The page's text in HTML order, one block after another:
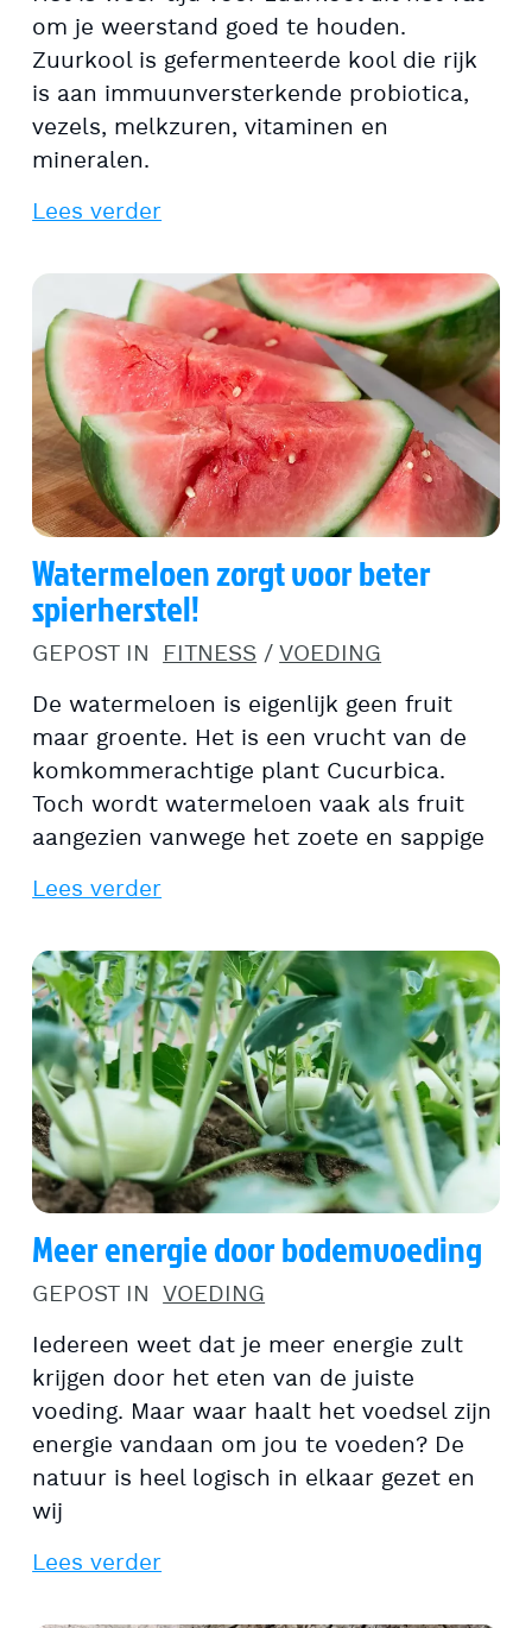
om je weerstand goed te houden.
Zuurkool is gefermenteerde kool die rijk
is aan immuunversterkende probiotica,
vezels, melkzuren, vitaminen en
mineralen.
Lees verder
Watermeloen zorgt voor beter
spierherstel!
GEPOST IN FITNESS /VOEDING
De watermeloen is eigenlijk geen fruit
maar groente. Het is een vrucht van de
komkommerachtige plant Cucurbica.
Toch wordt watermeloen vaak als fruit
aangezien vanwege het zoete en sappige
Lees verder
Meer energie door bodemvoeding
GEPOST IN VOEDING
Iedereen weet dat je meer energie zult
krijgen door het eten van de juiste
voeding. Maar waar haalt het voedsel zijn
energie vandaan om jou te voeden? De
natuur is heel logisch in elkaar gezet en
wij
Lees verder